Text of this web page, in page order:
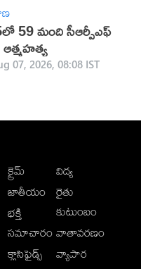
59 మంది సీఆర్పీఎఫ్
07, 2026, 08:08 IST
క్రైమ్
జాతీయం
భక్తి
సమాచారం
క్లాసిఫైడ్స్
విద్య
రైతు
కుటుంబం
వాతావరణం
వ్యాపార